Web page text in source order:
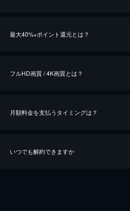
最大40%※ポイント還元とは？
※40％ポイント還元の対象は、クレジットカード決済
iOSアプリのUコイン決済による作品の購入 / レン
フルHD画質 / 4K画質とは？
月額料金を支払うタイミングは？
いつでも解約できますか